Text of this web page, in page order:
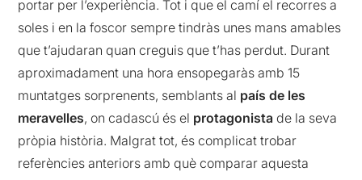
portar per l’experiència. Tot i que el camí el recorres a
soles i en la foscor sempre tindràs unes mans amables
que t’ajudaran quan creguis que t’has perdut. Durant
aproximadament una hora ensopegaràs amb 15
muntatges sorprenents, semblants al país de les
meravelles, on cadascú és el protagonista de la seva
pròpia història. Malgrat tot, és complicat trobar
referències anteriors amb què comparar aquesta